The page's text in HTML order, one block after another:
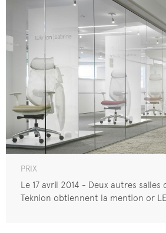
PRIX
Le 17 avril 2014 - Deux autres salles
Teknion obtiennent la mention or